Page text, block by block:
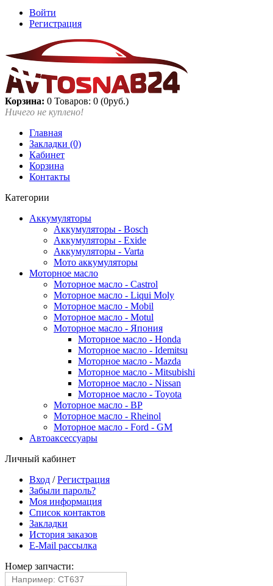
Войти
Регистрация
Корзина: 0 Товаров: 0 (0руб.)
Ничего не куплено!
Главная
Закладки (0)
Кабинет
Корзина
Контакты
Категории
Аккумуляторы
Аккумуляторы - Bosch
Аккумуляторы - Exide
Аккумуляторы - Varta
Мото аккумуляторы
Моторное масло
Моторное масло - Castrol
Моторное масло - Liqui Moly
Моторное масло - Mobil
Моторное масло - Motul
Моторное масло - Япония
Моторное масло - Honda
Моторное масло - Idemitsu
Моторное масло - Mazda
Моторное масло - Mitsubishi
Моторное масло - Nissan
Моторное масло - Toyota
Моторное масло - BP
Моторное масло - Rheinol
Моторное масло - Ford - GM
Автоаксессуары
Личный кабинет
Вход /Регистрация
Забыли пароль?
Моя информация
Список контактов
Закладки
История заказов
E-Mail рассылка
Номер запчасти: